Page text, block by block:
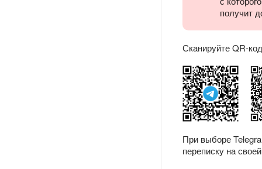
получит
Сканируйте QR-
При выборе
переписку на